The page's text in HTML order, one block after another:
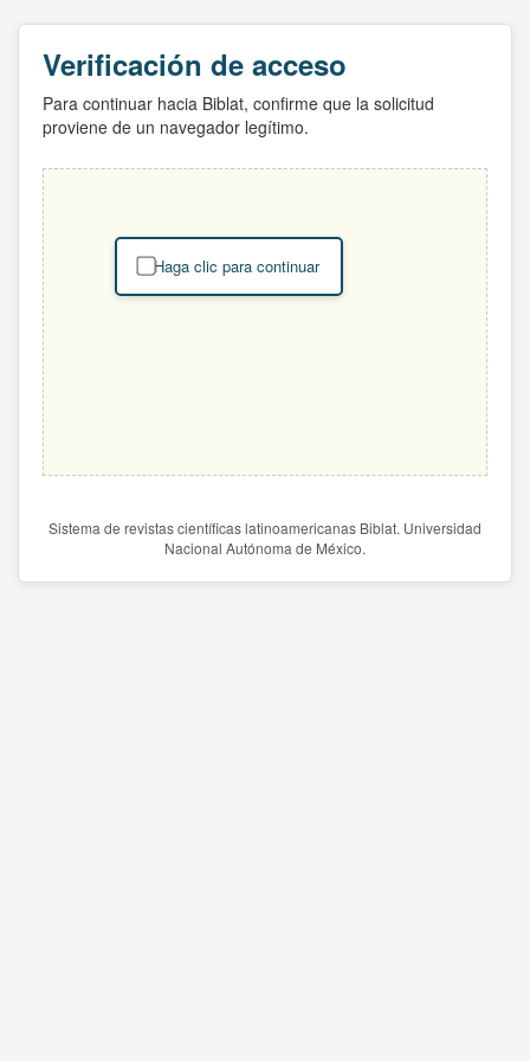
Verificación de acceso
Para continuar hacia Biblat, confirme que la solicitud
proviene de un navegador legítimo.
Haga clic para continuar
Sistema de revistas científicas latinoamericanas Biblat. Universidad
Nacional Autónoma de México.